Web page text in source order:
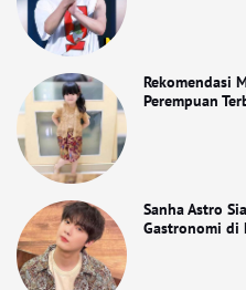
Rekomendasi
Perempuan
Sanha Astro
Gastronomi di